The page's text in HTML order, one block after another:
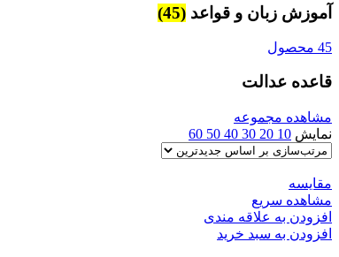
آموزش زبان و قواعد (45)
45 محصول
قاعده عدالت
مشاهده مجموعه
نمایش 10
20
30
40
50
60
مقایسه
مشاهده سریع
افزودن به علاقه مندی
افزودن به سبد خرید